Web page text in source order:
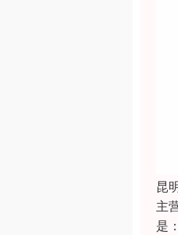
昆
主
是